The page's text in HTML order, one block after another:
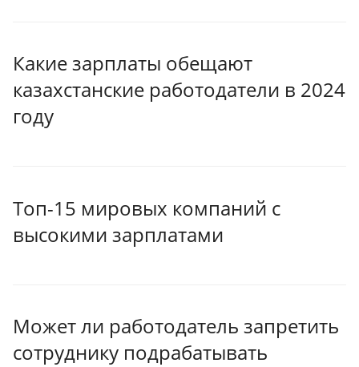
Какие зарплаты обещают
казахстанские работодатели в 2024
году
Топ-15 мировых компаний с
высокими зарплатами
Может ли работодатель запретить
сотруднику подрабатывать